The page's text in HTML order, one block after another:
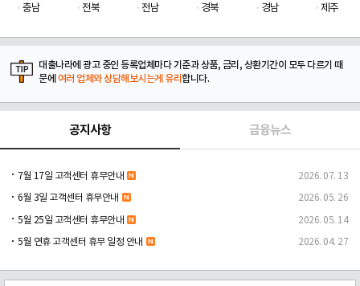
충남
전북 전남 경북 경남 제주
대출나라에 광고 중인 등록업체마다 기준과 상품, 금리, 상환기간이 모두 다르기 때
문에 여러 업체와 상담해보시는게 유리합니다.
공지사항 금융뉴스
7월 17일 고객센터 휴무안내 2026. 07. 13
6월 3일 고객센터 휴무안내 2026. 05. 26
5월 25일 고객센터 휴무안내 2026. 05. 14
5월 연휴 고객센터 휴무 일정 안내 2026. 04. 27